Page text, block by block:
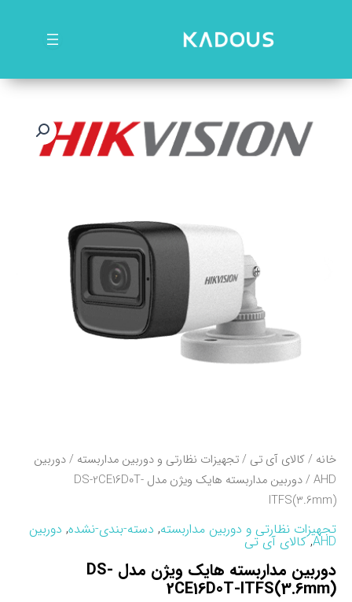
خانه /کالای آی تی /تجهیزات نظارتی و دوربین مداربسته /دوربین
AHD
/ دوربین مداربسته هایک ویژن مدل DS-2CE16D0T-
ITFS(3.6mm)
تجهیزات نظارتی و دوربین مداربسته, دسته-بندی-نشده, دوربین
AHD
,کالای آی تی
دوربین مداربسته هایک ویژن مدل DS-
2CE16D0T-ITFS(3.6mm)